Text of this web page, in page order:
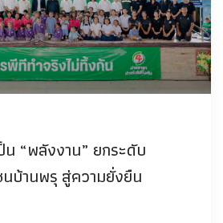
น “พลังงาน” ยกระดับ
บ้านพรุ สู่ความยั่งยืน